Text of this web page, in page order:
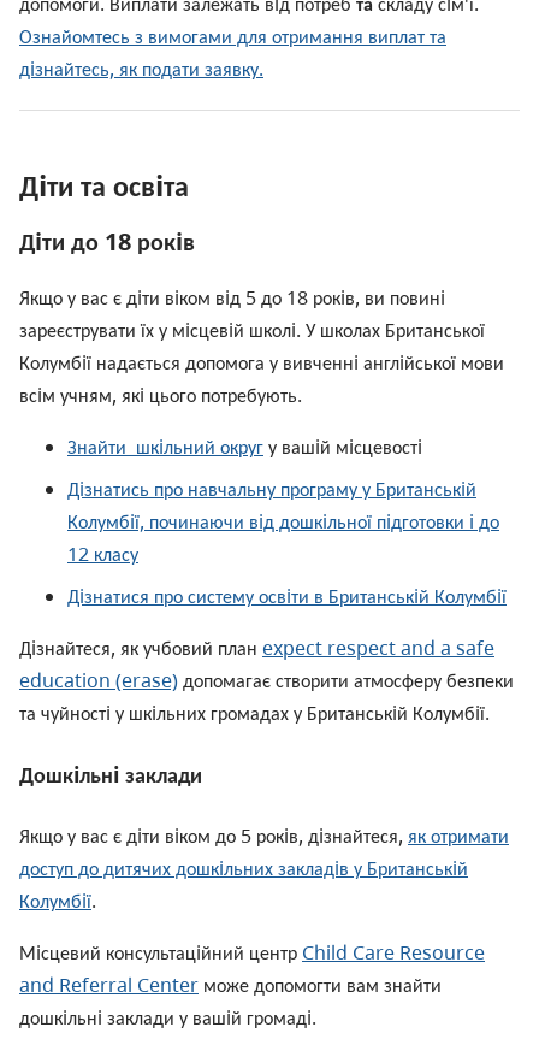
Ознайомтесь з вимогами для отримання виплат та
дiзнайтесь, як подати заявку.
Дiти та освiта
Дiти до 18 рокiв
Якщо у вас є дiти вiком вiд 5 до 18 рокiв, ви повинi
зареєструвати їх у мiсцевiй школi. У школах Британської
Колумбiї надається допомога у вивченнi англiйської мови
всiм учням, якi цього потребують.
Знайти шкiльний округу вашiй мiсцевостi
Дiзнатись про навчальну програму у Британськiй
Колумбiї, починаючи вiд дошкiльної пiдготовки i до
12 класу
Дiзнатися про систему освiти в Британськiй Колумбiї
Дiзнайтеся, як учбовий план expect respect and a safe
education (erase)допомагає створити атмосферу безпеки
та чуйностi у шкiльних громадах у Британськiй Колумбiї.
Дошкiльнi заклади
Якщо у вас є дiти вiком до 5 рокiв, дiзнайтеся, як отримати
доступ до дитячих дошкiльних закладiв у Британськiй
Колумбiї.
Мiсцевий консультацiйний центр Child Care Resource
and Referral Center може допомогти вам знайти
дошкiльнi заклади у вашiй громадi.